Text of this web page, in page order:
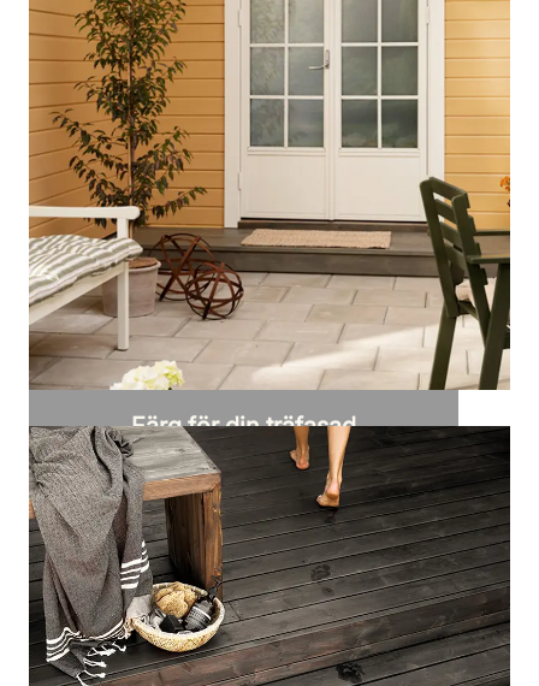
Färg för din träfasad
Upptäck alla produkter för din träfasad